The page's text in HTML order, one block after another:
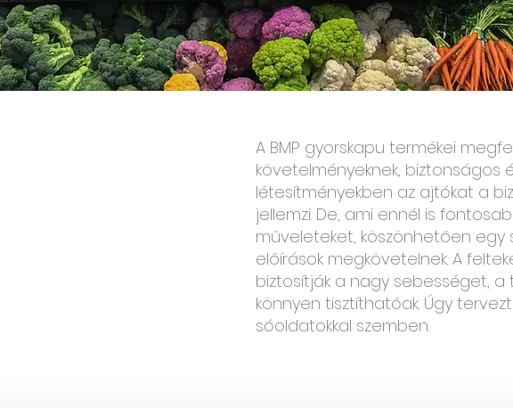
A BMP gyorskapu termékei
követelményeknek, biztonságos
létesítményekben az ajtókat a
jellemzi. De, ami ennél is
műveleteket, köszönhetően
előírások megkövetelnek. A
biztosítják a nagy sebességet,
könnyen tisztíthatóak. Úgy
sóoldatokkal szemben.